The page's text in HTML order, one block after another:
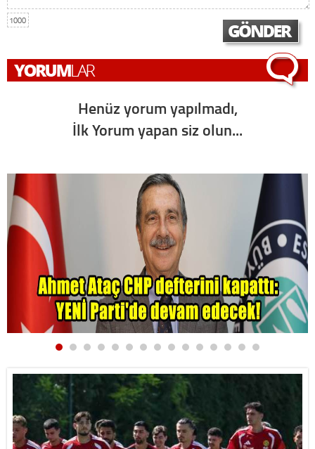
1000
Henüz yorum yapılmadı,
İlk Yorum yapan siz olun...